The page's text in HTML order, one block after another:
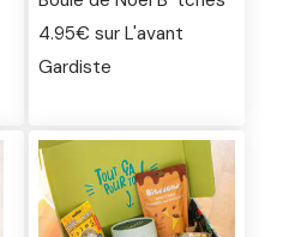
4.95€ sur L'avant
Gardiste